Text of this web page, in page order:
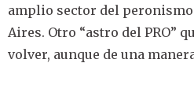
amplio sector del peronismo
Aires. Otro “astro del PRO”
volver, aunque de una